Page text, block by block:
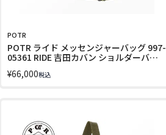
POTR
POTR ライド メッセンジャーバッグ 997-
05361 RIDE 吉田カバン ショルダーバッ
¥66,000税込